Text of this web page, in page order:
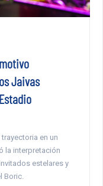
Jaivas
en un
la interpretación
estelares y
Boric.